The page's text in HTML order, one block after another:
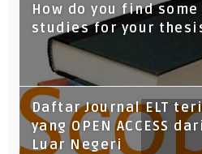
How do you find
studies for your
Daftar Journal ELT
yang OPEN ACCESS
Luar Negeri